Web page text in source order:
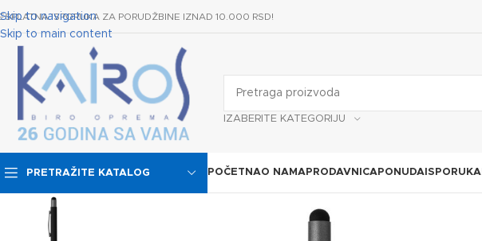
Skip to navigation
Skip to main content
ISPORUKA ZA PORUDŽBINE IZNAD 10.000 RSD!
IZABERITE KATEGORIJU
PRETRAŽITE KATALOG POČETNAO NAMAPRODAVNICAPONUDA ISPORUKA